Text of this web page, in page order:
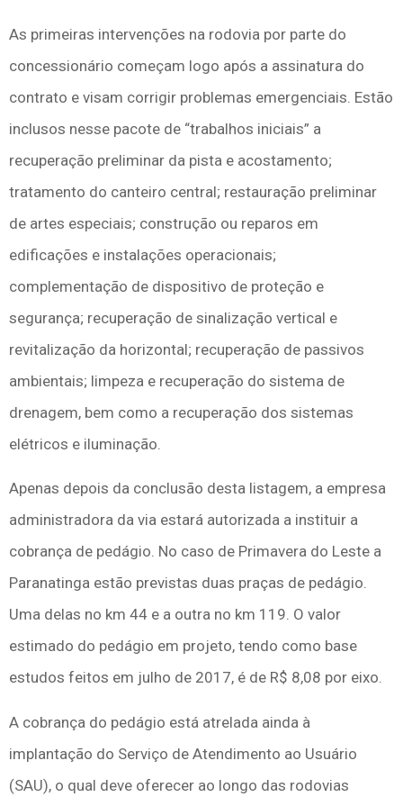
As primeiras intervenções na rodovia por parte do
concessionário começam logo após a assinatura do
contrato e visam corrigir problemas emergenciais. Estão
inclusos nesse pacote de “trabalhos iniciais” a
recuperação preliminar da pista e acostamento;
tratamento do canteiro central; restauração preliminar
de artes especiais; construção ou reparos em
edificações e instalações operacionais;
complementação de dispositivo de proteção e
segurança; recuperação de sinalização vertical e
revitalização da horizontal; recuperação de passivos
ambientais; limpeza e recuperação do sistema de
drenagem, bem como a recuperação dos sistemas
elétricos e iluminação.
Apenas depois da conclusão desta listagem, a empresa
administradora da via estará autorizada a instituir a
cobrança de pedágio. No caso de Primavera do Leste a
Paranatinga estão previstas duas praças de pedágio.
Uma delas no km 44 e a outra no km 119. O valor
estimado do pedágio em projeto, tendo como base
estudos feitos em julho de 2017, é de R$ 8,08 por eixo.
A cobrança do pedágio está atrelada ainda à
implantação do Serviço de Atendimento ao Usuário
(SAU), o qual deve oferecer ao longo das rodovias